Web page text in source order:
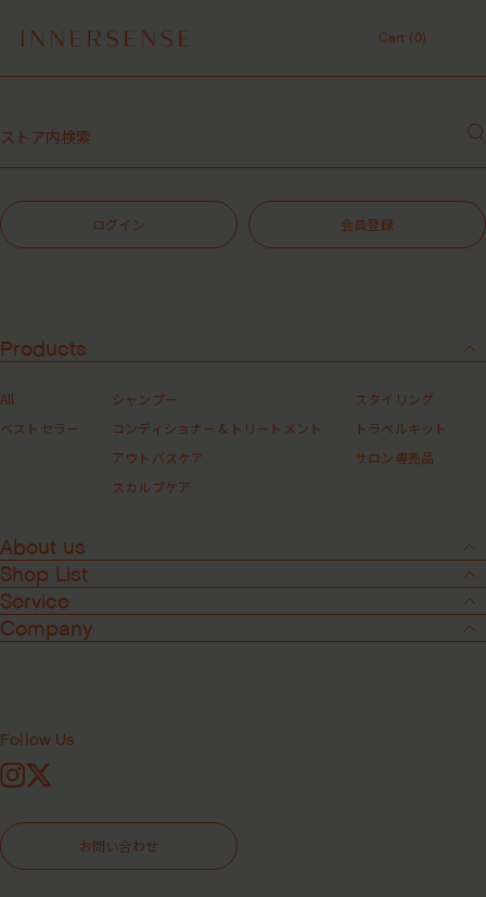
レビュー1投稿につき30ポイントプレゼント中！
１点以上ご購入で、シャンプーコンディショナーサンプル（２種）プレ
59mL」をプレゼント中！
レビュー1投稿につき30ポイントプレゼント中！
Cart (0)
ログイン 会員登録
Products
All
ベストセラー
シャンプー
コンディショナー＆トリートメント
アウトバスケア
スカルプケア
スタイリング
トラベルキット
サロン専売品
About us
Shop List
Service
Company
Follow Us
Instagram
お問い合わせ
VOCE 12月号 掲載